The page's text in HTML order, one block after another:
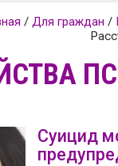
/ Для граждан /
Суицид